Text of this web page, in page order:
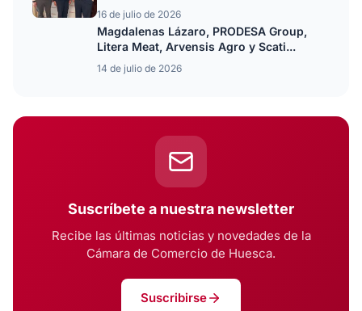
16 de julio de 2026
Magdalenas Lázaro, PRODESA Group,
Litera Meat, Arvensis Agro y Scati...
14 de julio de 2026
Suscríbete a nuestra newsletter
Recibe las últimas noticias y novedades de la
Cámara de Comercio de Huesca.
Suscribirse